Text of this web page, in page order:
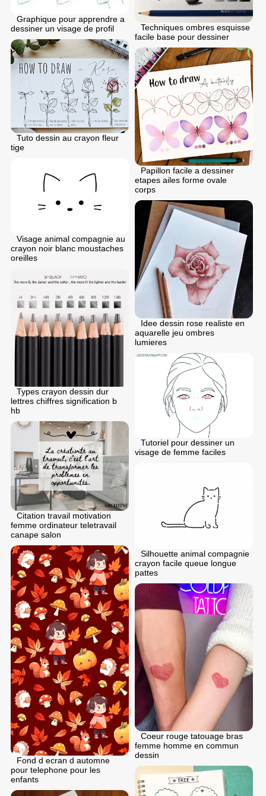
Techniques ombres esquisse
facile base pour dessiner
Graphique pour apprendre a
dessiner un visage de profil
Tuto dessin au crayon fleur
tige
Papillon facile a dessiner
etapes ailes forme ovale
corps
Visage animal compagnie au
crayon noir blanc moustaches
oreilles
Idee dessin rose realiste en
aquarelle jeu ombres
lumieres
Types crayon dessin dur
lettres chiffres signification b
hb
Tutoriel pour dessiner un
visage de femme faciles
Citation travail motivation
femme ordinateur teletravail
canape salon
Silhouette animal compagnie
crayon facile queue longue
pattes
Fond d ecran d automne
pour telephone pour les
enfants
Coeur rouge tatouage bras
femme homme en commun
dessin